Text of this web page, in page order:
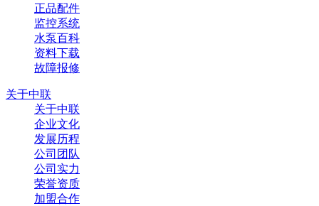
正品配件
监控系统
水泵百科
资料下载
故障报修
关于中联
关于中联
企业文化
发展历程
公司团队
公司实力
荣誉资质
加盟合作